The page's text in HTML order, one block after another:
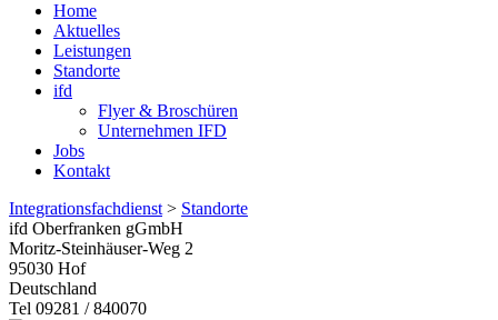
Home
Aktuelles
Leistungen
Standorte
ifd
Flyer & Broschüren
Unternehmen IFD
Jobs
Kontakt
Integrationsfachdienst> Standorte
ifd Oberfranken gGmbH
Moritz-Steinhäuser-Weg 2
95030 Hof
Deutschland
Tel 09281 / 840070